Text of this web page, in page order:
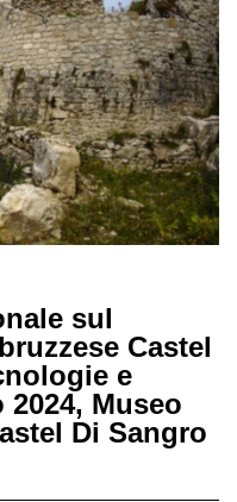
sul
Castel
e
Museo
Di Sangro